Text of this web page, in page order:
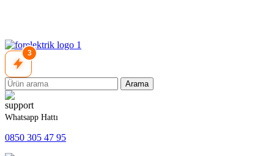
3
Arama
Whatsapp Hattı
0850 305 47 95